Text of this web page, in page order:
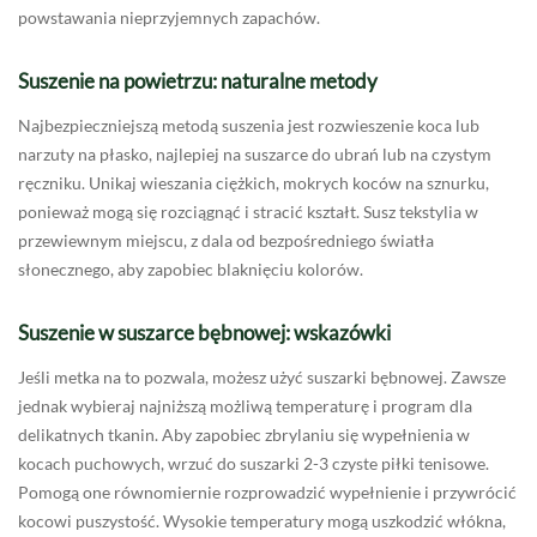
powstawania nieprzyjemnych zapachów.
Suszenie na powietrzu: naturalne metody
Najbezpieczniejszą metodą suszenia jest rozwieszenie koca lub
narzuty na płasko, najlepiej na suszarce do ubrań lub na czystym
ręczniku. Unikaj wieszania ciężkich, mokrych koców na sznurku,
ponieważ mogą się rozciągnąć i stracić kształt. Susz tekstylia w
przewiewnym miejscu, z dala od bezpośredniego światła
słonecznego, aby zapobiec blaknięciu kolorów.
Suszenie w suszarce bębnowej: wskazówki
Jeśli metka na to pozwala, możesz użyć suszarki bębnowej. Zawsze
jednak wybieraj najniższą możliwą temperaturę i program dla
delikatnych tkanin. Aby zapobiec zbrylaniu się wypełnienia w
kocach puchowych, wrzuć do suszarki 2-3 czyste piłki tenisowe.
Pomogą one równomiernie rozprowadzić wypełnienie i przywrócić
kocowi puszystość. Wysokie temperatury mogą uszkodzić włókna,